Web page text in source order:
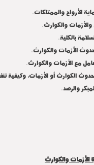
الأرواح والممتلكات.
والأزمات والكوارث.
بالكلية.
حدوث الأزمات والكوارث.
مع الأزمات والكوارث.
الكوارث أو الأزمات، وكيفية
والرصد.
الأزمات والكوارث